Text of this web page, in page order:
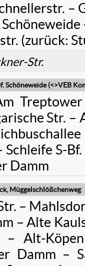
–
(zurück:
Str.
Schöneweide (<>VEB
Str. –
Schleife S-
Damm
Müggelschlößchenweg
–
– Alte
– Alt-
Damm –